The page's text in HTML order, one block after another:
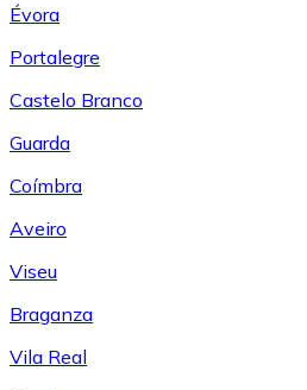
Évora
Portalegre
Castelo Branco
Guarda
Coímbra
Aveiro
Viseu
Braganza
Vila Real